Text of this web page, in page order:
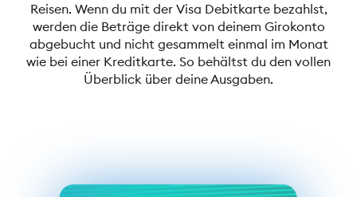
Reisen. Wenn du mit der Visa Debitkarte bezahlst,
werden die Beträge direkt von deinem Girokonto
abgebucht und nicht gesammelt einmal im Monat
wie bei einer Kreditkarte. So behältst du den vollen
Überblick über deine Ausgaben.